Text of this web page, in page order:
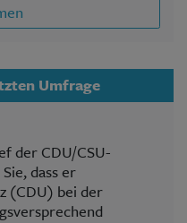
Umfrage
der CDU/CSU-
dass er
(CDU) bei der